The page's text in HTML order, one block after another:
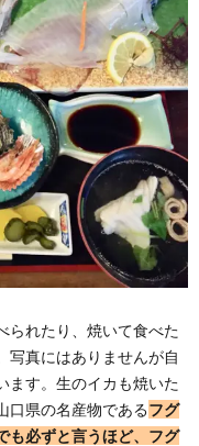
られたり、焼いて食べた
写真にはありませんが自
ます。生のイカも焼いた
口県の名産物であるフグ
も必ずと言うほど、フグ